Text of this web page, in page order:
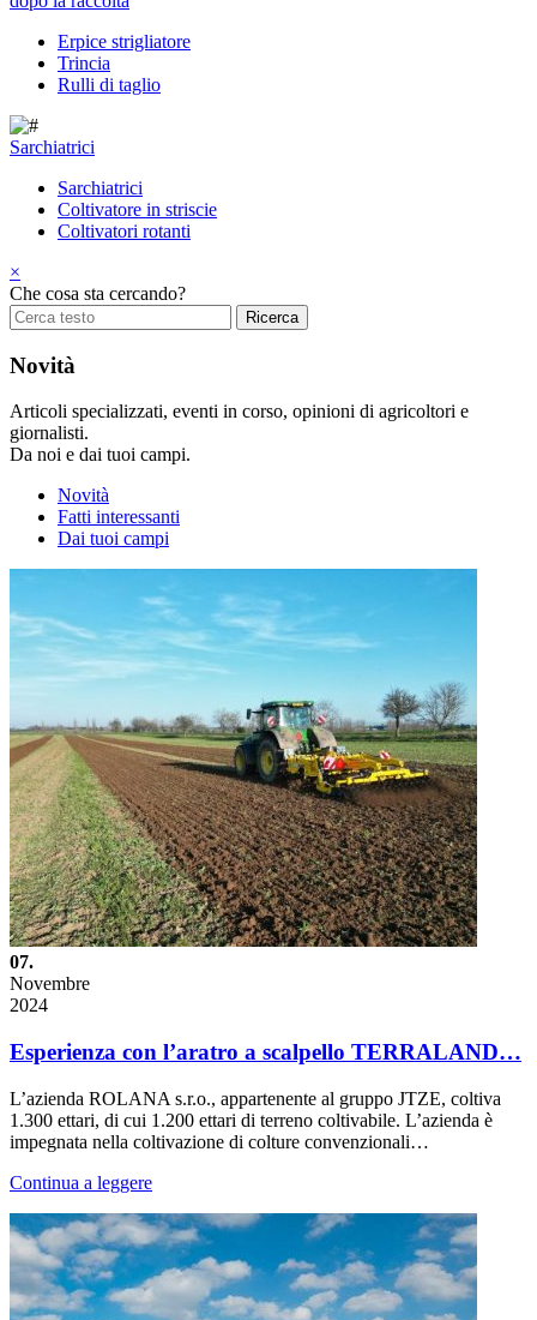
Erpice strigliatore
Trincia
Rulli di taglio
Sarchiatrici
Sarchiatrici
Coltivatore in striscie
Coltivatori rotanti
×
Che cosa sta cercando?
Novità
Articoli specializzati, eventi in corso, opinioni di agricoltori e
giornalisti.
Da noi e dai tuoi campi.
Novità
Fatti interessanti
Dai tuoi campi
07.
Novembre
2024
Esperienza con l’aratro a scalpello TERRALAND…
L’azienda ROLANA s.r.o., appartenente al gruppo JTZE, coltiva
1.300 ettari, di cui 1.200 ettari di terreno coltivabile. L’azienda è
impegnata nella coltivazione di colture convenzionali…
Continua a leggere